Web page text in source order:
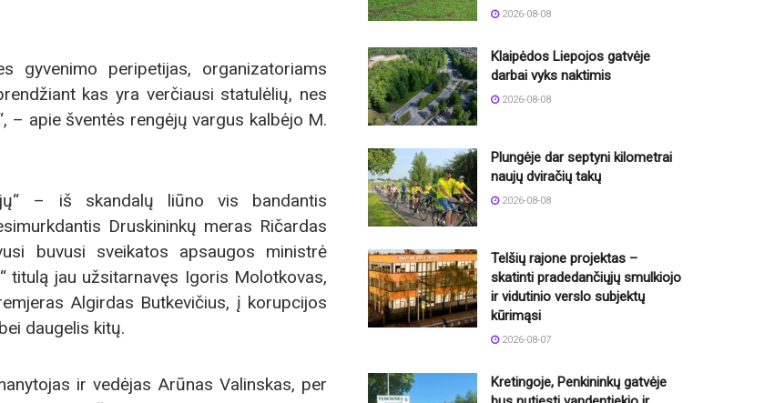
gyvenimo peripetijas, organizatoriams
kas yra verčiausi statulėlių, nes
– apie šventės rengėjų vargus kalbėjo M.
– iš skandalų liūno vis bandantis
Druskininkų meras Ričardas
buvusi sveikatos apsaugos ministrė
titulą jau užsitarnavęs Igoris Molotkovas,
Algirdas Butkevičius, į korupcijos
daugelis kitų.
ir vedėjas Arūnas Valinskas, per
2026-08-08
Klaipėdos Liepojos gatvėje
darbai vyks naktimis
2026-08-08
Plungėje dar septyni kilometrai
naujų dviračių takų
2026-08-08
Telšių rajone projektas –
skatinti pradedančiųjų smulkiojo
ir vidutinio verslo subjektų
kūrimąsi
2026-08-07
Kretingoje, Penkininkų gatvėje